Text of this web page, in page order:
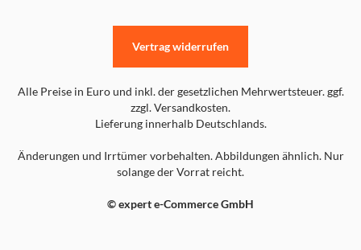
Alle Preise in Euro und inkl. der gesetzlichen Mehrwertsteuer. ggf.
zzgl. Versandkosten.
Lieferung innerhalb Deutschlands.
Änderungen und Irrtümer vorbehalten. Abbildungen ähnlich. Nur
solange der Vorrat reicht.
© expert e-Commerce GmbH
Vertrag widerrufen